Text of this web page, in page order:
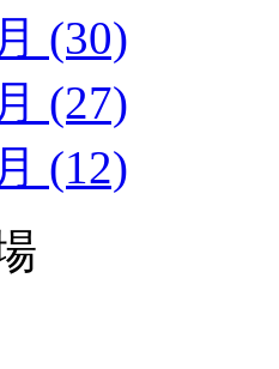
(30)
(27)
(12)